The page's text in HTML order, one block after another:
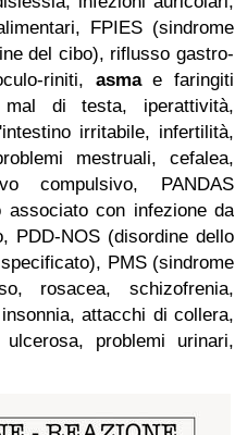
FPIES (sindrome
del cibo), riflusso gastro-
riniti, asmae faringiti
di testa, iperattività,
irritabile, infertilità,
mestruali, cefalea,
compulsivo, PANDAS
associato con infezione da
PDD-NOS (disordine dello
PMS (sindrome
rosacea, schizofrenia,
attacchi di collera,
problemi urinari,